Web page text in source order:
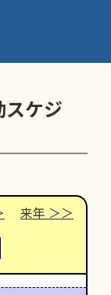
ケジ
来年